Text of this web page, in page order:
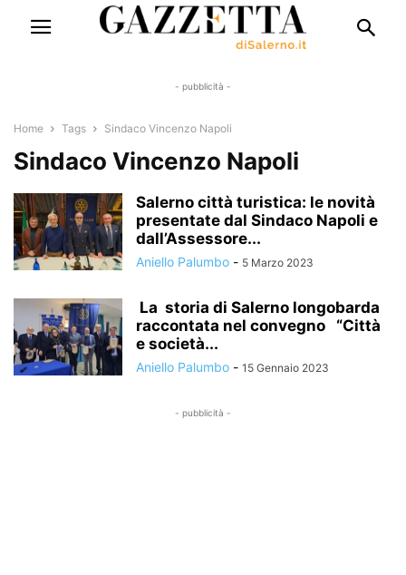
- pubblicità -
Home Tags Sindaco Vincenzo Napoli
Sindaco Vincenzo Napoli
Salerno città turistica: le novità
presentate dal Sindaco Napoli e
dall’Assessore...
Aniello Palumbo - 5 Marzo 2023
La storia di Salerno longobarda
raccontata nel convegno “Città
e società...
Aniello Palumbo - 15 Gennaio 2023
- pubblicità -